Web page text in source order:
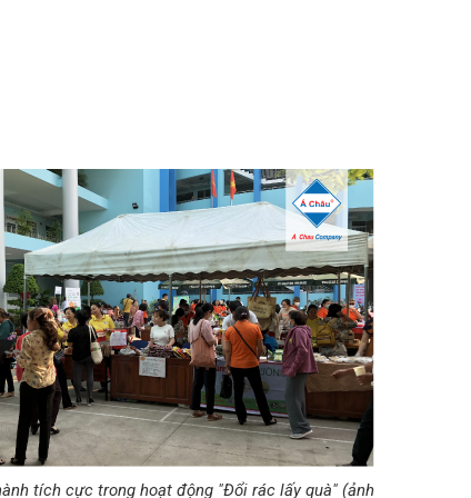
tích cực trong hoạt động "Đổi rác lấy quà" (ảnh